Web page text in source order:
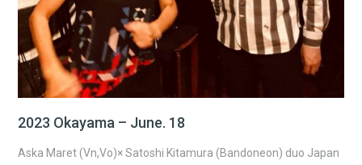
2023 Okayama – June. 18
Aska Maret (Vn,Vo)× Satoshi Kitamura (Bandoneon) duo Japan